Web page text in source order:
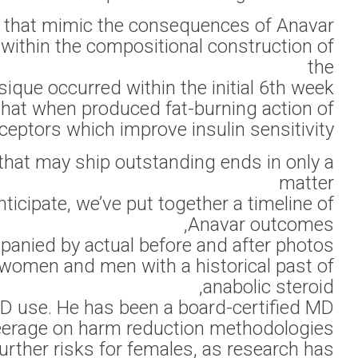
in a much safer
Additionally,
Anavar
of weeks. To
Dr. O’Connor